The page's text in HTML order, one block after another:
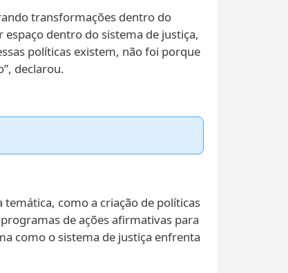
transformações dentro do
dentro do sistema de justiça,
políticas existem, não foi porque
declarou.
como a criação de políticas
de ações afirmativas para
como o sistema de justiça enfrenta